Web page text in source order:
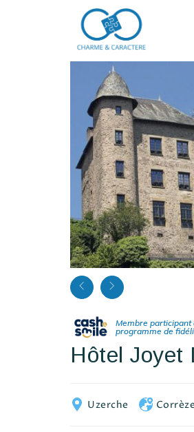
Hôtel Joyet
Uzerche Corrèze